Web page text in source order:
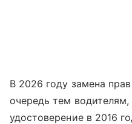
В 2026 году замена
очередь тем
удостоверение в 2016